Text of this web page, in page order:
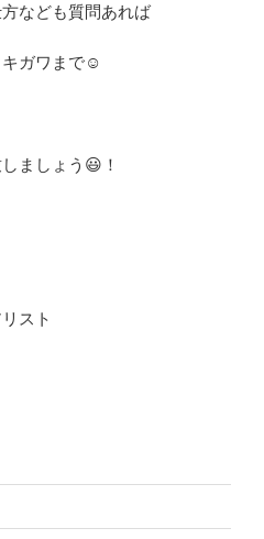
なども質問あれば
キガワまで☺️
ましょう😃！
スト